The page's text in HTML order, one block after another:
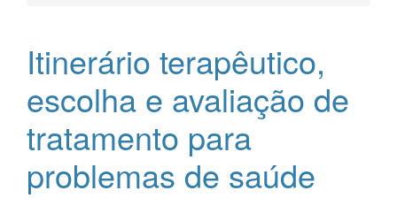
Itinerário terapêutico,
escolha e avaliação de
tratamento para
problemas de saúde